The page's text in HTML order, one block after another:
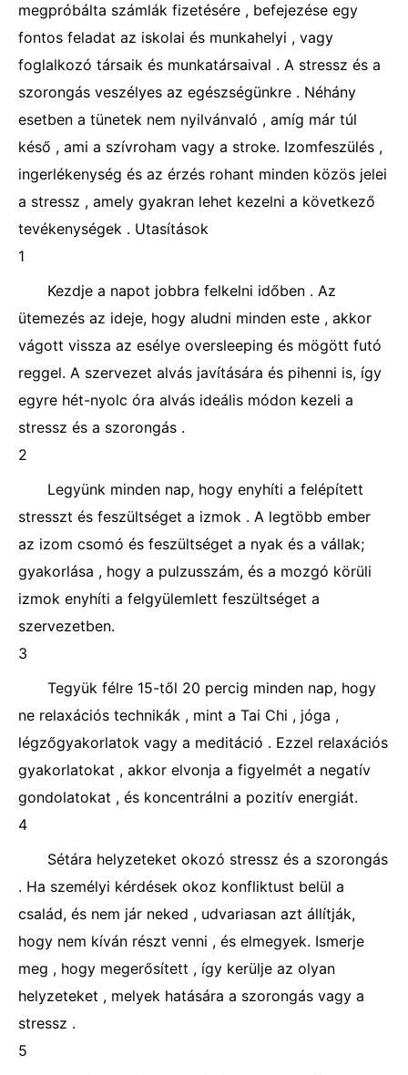
megpróbálta számlák fizetésére , befejezése egy
fontos feladat az iskolai és munkahelyi , vagy
foglalkozó társaik és munkatársaival . A stressz és a
szorongás veszélyes az egészségünkre . Néhány
esetben a tünetek nem nyilvánvaló , amíg már túl
késő , ami a szívroham vagy a stroke. Izomfeszülés ,
ingerlékenység és az érzés rohant minden közös jelei
a stressz , amely gyakran lehet kezelni a következő
tevékenységek . Utasítások
1
Kezdje a napot jobbra felkelni időben . Az
ütemezés az ideje, hogy aludni minden este , akkor
vágott vissza az esélye oversleeping és mögött futó
reggel. A szervezet alvás javítására és pihenni is, így
egyre hét-nyolc óra alvás ideális módon kezeli a
stressz és a szorongás .
2
Legyünk minden nap, hogy enyhíti a felépített
stresszt és feszültséget a izmok . A legtöbb ember
az izom csomó és feszültséget a nyak és a vállak;
gyakorlása , hogy a pulzusszám, és a mozgó körüli
izmok enyhíti a felgyülemlett feszültséget a
szervezetben.
3
Tegyük félre 15-től 20 percig minden nap, hogy
ne relaxációs technikák , mint a Tai Chi , jóga ,
légzőgyakorlatok vagy a meditáció . Ezzel relaxációs
gyakorlatokat , akkor elvonja a figyelmét a negatív
gondolatokat , és koncentrálni a pozitív energiát.
4
Sétára helyzeteket okozó stressz és a szorongás
. Ha személyi kérdések okoz konfliktust belül a
család, és nem jár neked , udvariasan azt állítják,
hogy nem kíván részt venni , és elmegyek. Ismerje
meg , hogy megerősített , így kerülje az olyan
helyzeteket , melyek hatására a szorongás vagy a
stressz .
5